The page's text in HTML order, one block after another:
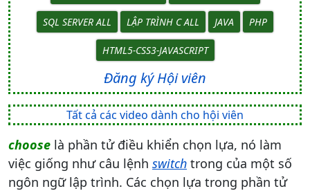
SQL SERVER ALL LẬP TRÌNH C ALL JAVA PHP
HTML5-CSS3-JAVASCRIPT
Đăng ký Hội viên
Tất cả các video dành cho hội viên
choose là phần tử điều khiển chọn lựa, nó làm
việc giống như câu lệnh switch trong của một số
ngôn ngữ lập trình. Các chọn lựa trong phần tử